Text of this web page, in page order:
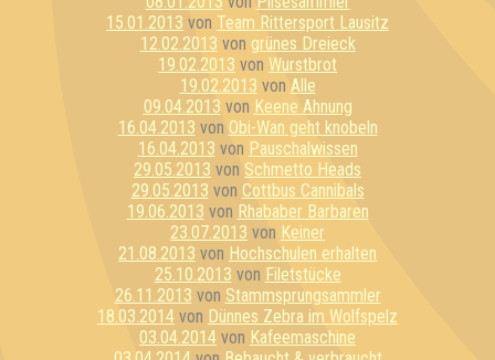
15.01.2013 von Team Rittersport Lausitz
12.02.2013 von grünes Dreieck
19.02.2013 von Wurstbrot
19.02.2013 von Alle
09.04.2013 von Keene Ahnung
16.04.2013 von Obi-Wan geht knobeln
16.04.2013 von Pauschalwissen
29.05.2013 von Schmetto Heads
29.05.2013 von Cottbus Cannibals
19.06.2013 von Rhababer Barbaren
23.07.2013 von Keiner
21.08.2013 von Hochschulen erhalten
25.10.2013 von Filetstücke
26.11.2013 von Stammsprungsammler
18.03.2014 von Dünnes Zebra im Wolfspelz
03.04.2014 von Kafeemaschine